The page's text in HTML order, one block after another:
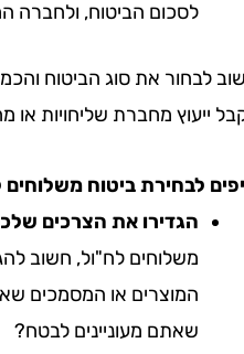
לסכום הביטוח, ולחברה
את סוג הביטוח והכמות
מחברת שליחויות או
ביטוח משלוחים
הגדירו את הצרכים שלכם:
משלוחים לח"ול, חשוב
המוצרים או המסמכים שאתם
שאתם מעוניינים לבטח?